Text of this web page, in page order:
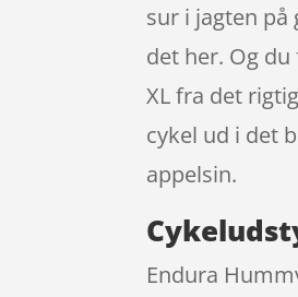
sur i jagten
det her. Og
XL fra det
cykel ud i det
appelsin.
Endura